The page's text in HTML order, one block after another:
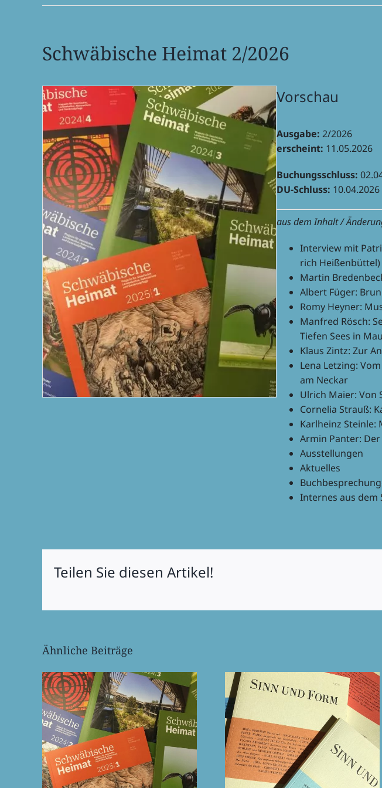
Schwä­bi­sche Heimat 2/2026
Vorschau
Ausgabe: 2/2026
erscheint: 11.05.2026
Buchungs­schluss:
DU-Schluss: 10.04.2026
aus dem Inhalt /
Inter­view mit
rich Heißenbüttel)
Martin
Albert Füger:
Romy Heyner:
Manfred Rösch:
Tiefen Sees in
Klaus Zintz: Zur
Lena Letzing:
am Neckar
Ulrich Maier: Von
Corne­lia Strauß:
Karl­heinz Steinle:
Armin Panter:
Ausstel­lun­gen
Aktu­el­les
Inter­nes aus dem
Teilen Sie diesen Artikel!
Ähnliche Beiträge